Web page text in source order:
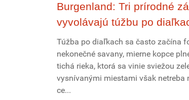
Burgenland: Tri prírodné
vyvolávajú túžbu po
Túžba po diaľkach sa často začína
nekonečné savany, mierne kopce
tichá rieka, ktorá sa vinie sviežou
vysnívanými miestami však netreba
ce...